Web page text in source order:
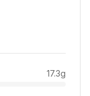
17.3g